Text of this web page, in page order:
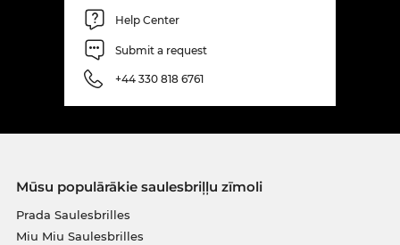
Help Center
Submit a request
+44 330 818 6761
Mūsu populārākie saulesbriļļu zīmoli
Prada Saulesbrilles
Miu Miu Saulesbrilles